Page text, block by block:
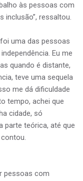
às pessoas com
inclusão”, ressaltou.
uma das pessoas
Eu me
quando é distante,
teve uma sequela
me dá dificuldade
tempo, achei que
cidade, só
parte teórica, até que
pessoas com